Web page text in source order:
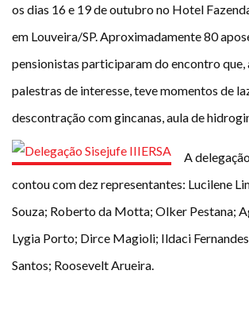
os dias 16 e 19 de outubro no Hotel
em Louveira/SP. Aproximadamente 80
pensionistas participaram do encontro que,
palestras de interesse, teve momentos de
descontração com gincanas, aula de
A
contou com dez representantes: Lucilene
Souza; Roberto da Motta; Olker Pestana;
Lygia Porto; Dirce Magioli; Ildaci
Santos; Roosevelt Arueira.